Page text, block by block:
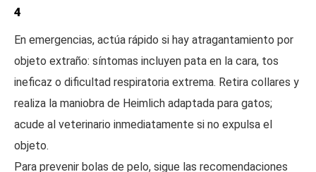
4
En emergencias, actúa rápido si hay atragantamiento por
objeto extraño: síntomas incluyen pata en la cara, tos
ineficaz o dificultad respiratoria extrema. Retira collares y
realiza la maniobra de Heimlich adaptada para gatos;
acude al veterinario inmediatamente si no expulsa el
objeto.
Para prevenir bolas de pelo, sigue las recomendaciones